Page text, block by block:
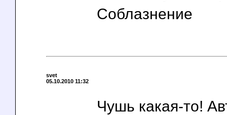
Соблазнение
svet
05.10.2010 11:32
Чушь какая-то!